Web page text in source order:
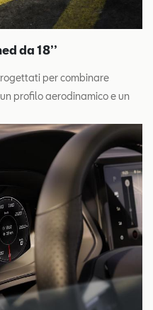
da 18’’
per combinare
profilo aerodinamico e un